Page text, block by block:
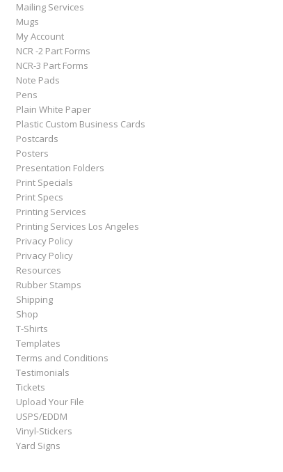
Mailing Services
Mugs
My Account
NCR -2 Part Forms
NCR-3 Part Forms
Note Pads
Pens
Plain White Paper
Plastic Custom Business Cards
Postcards
Posters
Presentation Folders
Print Specials
Print Specs
Printing Services
Printing Services Los Angeles
Privacy Policy
Privacy Policy
Resources
Rubber Stamps
Shipping
Shop
T-Shirts
Templates
Terms and Conditions
Testimonials
Tickets
Upload Your File
USPS/EDDM
Vinyl-Stickers
Yard Signs